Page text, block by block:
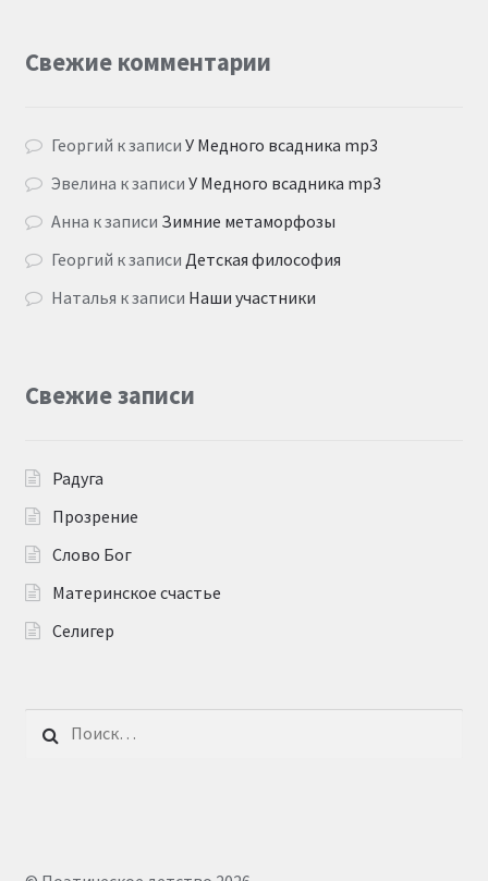
Свежие комментарии
Георгий к записиУ Медного всадника mp3
Эвелина к записиУ Медного всадника mp3
Анна к записи Зимние метаморфозы
Георгий к записи Детская философия
Наталья к записи Наши участники
Свежие записи
Радуга
Прозрение
Слово Бог
Материнское счастье
Селигер
Найти: